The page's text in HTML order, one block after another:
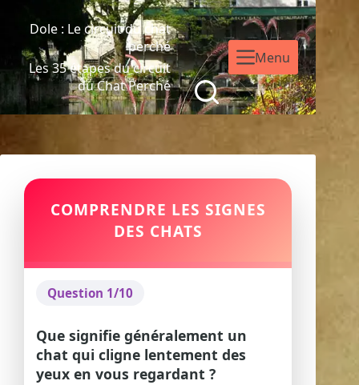
Dole : Le circuit du chat
perché
Les 35 étapes du circuit
du Chat Perché
Menu
COMPRENDRE LES SIGNES
DES CHATS
Question 1/10
Que signifie généralement un
chat qui cligne lentement des
yeux en vous regardant ?